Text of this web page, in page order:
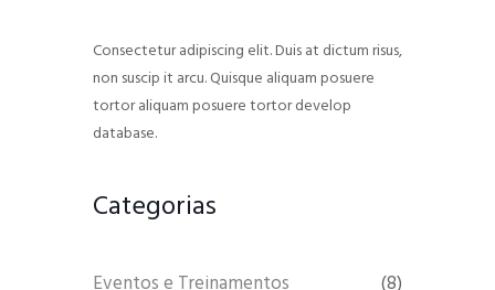
Consectetur adipiscing elit. Duis at dictum risus,
non suscip it arcu. Quisque aliquam posuere
tortor aliquam posuere tortor develop
database.
Categorias
Eventos e Treinamentos
(8)